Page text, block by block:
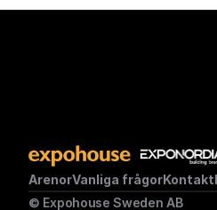
ArenorVanliga frågorKontakt
© Expohouse Sweden AB